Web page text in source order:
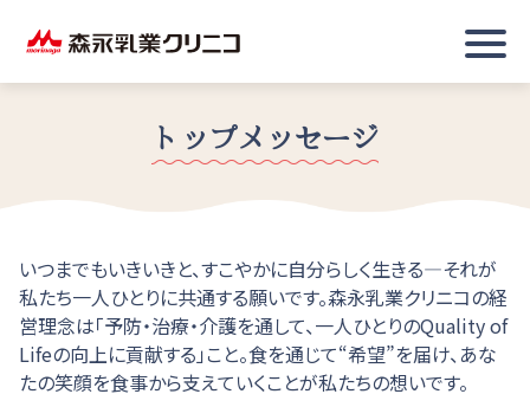
トップメッセージ
いつまでもいきいきと、すこやかに自分らしく生きる―それが
私たち一人ひとりに共通する願いです。森永乳業クリニコの経
営理念は「予防・治療・介護を通して、一人ひとりのQuality of
Lifeの向上に貢献する」こと。食を通じて“希望”を届け、あな
たの笑顔を食事から支えていくことが私たちの想いです。